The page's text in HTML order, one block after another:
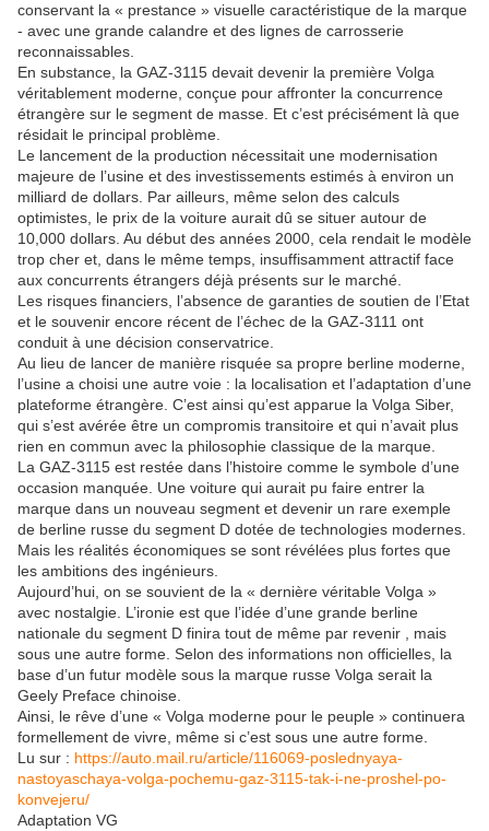
conservant la « prestance » visuelle caractéristique de la marque
- avec une grande calandre et des lignes de carrosserie
reconnaissables.
En substance, la GAZ-3115 devait devenir la première Volga
véritablement moderne, conçue pour affronter la concurrence
étrangère sur le segment de masse. Et c’est précisément là que
résidait le principal problème.
Le lancement de la production nécessitait une modernisation
majeure de l’usine et des investissements estimés à environ un
milliard de dollars. Par ailleurs, même selon des calculs
optimistes, le prix de la voiture aurait dû se situer autour de
10,000 dollars. Au début des années 2000, cela rendait le modèle
trop cher et, dans le même temps, insuffisamment attractif face
aux concurrents étrangers déjà présents sur le marché.
Les risques financiers, l’absence de garanties de soutien de l’Etat
et le souvenir encore récent de l’échec de la GAZ-3111 ont
conduit à une décision conservatrice.
Au lieu de lancer de manière risquée sa propre berline moderne,
l’usine a choisi une autre voie : la localisation et l’adaptation d’une
plateforme étrangère. C’est ainsi qu’est apparue la Volga Siber,
qui s’est avérée être un compromis transitoire et qui n’avait plus
rien en commun avec la philosophie classique de la marque.
La GAZ-3115 est restée dans l’histoire comme le symbole d’une
occasion manquée. Une voiture qui aurait pu faire entrer la
marque dans un nouveau segment et devenir un rare exemple
de berline russe du segment D dotée de technologies modernes.
Mais les réalités économiques se sont révélées plus fortes que
les ambitions des ingénieurs.
Aujourd’hui, on se souvient de la « dernière véritable Volga »
avec nostalgie. L’ironie est que l’idée d’une grande berline
nationale du segment D finira tout de même par revenir , mais
sous une autre forme. Selon des informations non officielles, la
base d’un futur modèle sous la marque russe Volga serait la
Geely Preface chinoise.
Ainsi, le rêve d’une « Volga moderne pour le peuple » continuera
formellement de vivre, même si c’est sous une autre forme.
Lu sur : https://auto.mail.ru/article/116069-poslednyaya-
nastoyaschaya-volga-pochemu-gaz-3115-tak-i-ne-proshel-po-
konvejeru/
Adaptation VG